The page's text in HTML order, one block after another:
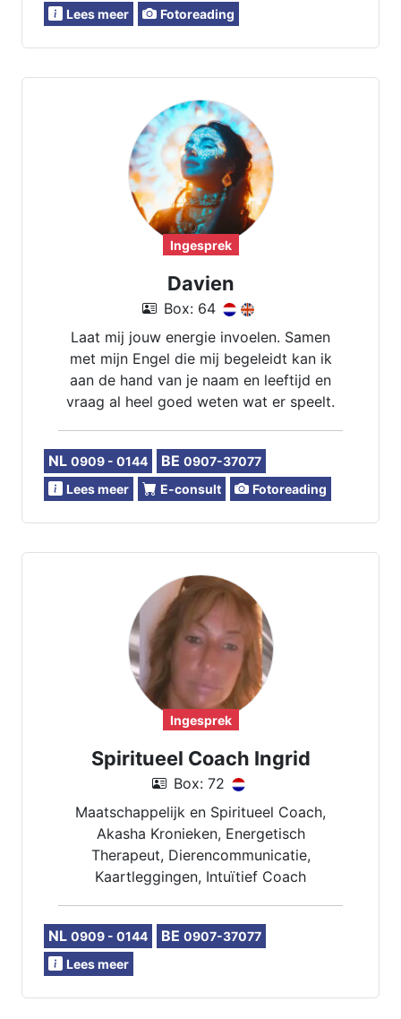
Lees meer
Fotoreading
Ingesprek
Davien
Box: 64
Laat mij jouw energie invoelen. Samen
met mijn Engel die mij begeleidt kan ik
aan de hand van je naam en leeftijd en
vraag al heel goed weten wat er speelt.
NL 0909 - 0144 BE 0907-37077
Lees meer
E-consult Fotoreading
Ingesprek
Spiritueel Coach Ingrid
Box: 72
Maatschappelijk en Spiritueel Coach,
Akasha Kronieken, Energetisch
Therapeut, Dierencommunicatie,
Kaartleggingen, Intuïtief Coach
NL 0909 - 0144 BE 0907-37077
Lees meer